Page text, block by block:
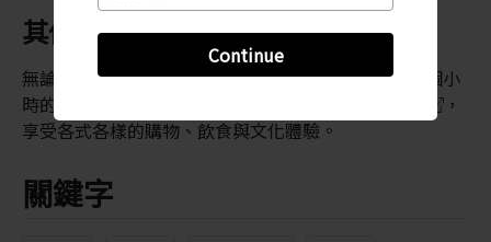
Continue
其他景點
無論在下午或傍晚前往梅田藍天大樓，都能享受 1-2 個小
時的愉快時光，之後可前往鄰近的大阪車站或
，
享受各式各樣的購物、飲食與文化體驗。
關鍵字